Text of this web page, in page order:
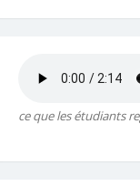
ce que les étudiants